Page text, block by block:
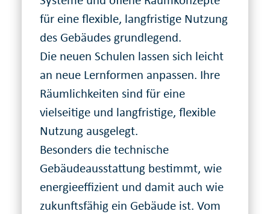
für eine flexible, langfristige Nutzung
des Gebäudes grundlegend.
Die neuen Schulen lassen sich leicht
an neue Lernformen anpassen. Ihre
Räumlichkeiten sind für eine
vielseitige und langfristige, flexible
Nutzung ausgelegt.
Besonders die technische
Gebäudeausstattung bestimmt, wie
energieeffizient und damit auch wie
zukunftsfähig ein Gebäude ist. Vom